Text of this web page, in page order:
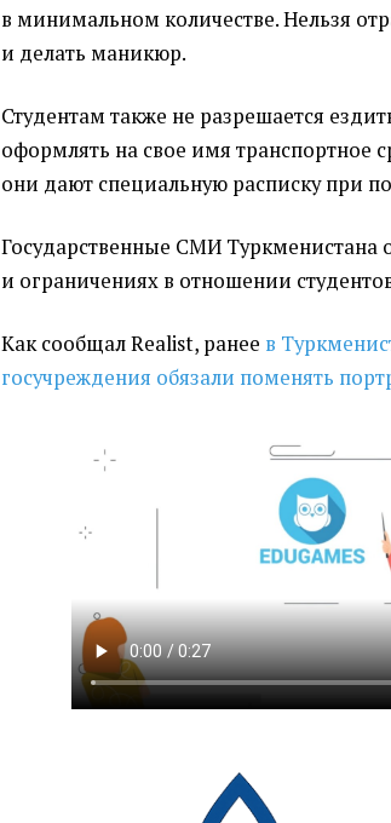
в минимальном количестве. Нельзя
и делать маникюр.
Студентам также не разрешается
оформлять на свое имя транспортное
они дают специальную расписку при
Государственные СМИ Туркменистана
и ограничениях в отношении
Как сообщал Realist, ранее в
госучреждения обязали поменять